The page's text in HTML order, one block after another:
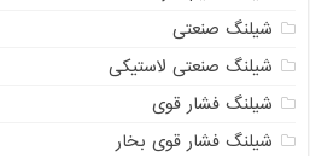
شیلنگ صنعتی
شیلنگ صنعتی لاستیکی
شیلنگ فشار قوی
شیلنگ فشار قوی بخار